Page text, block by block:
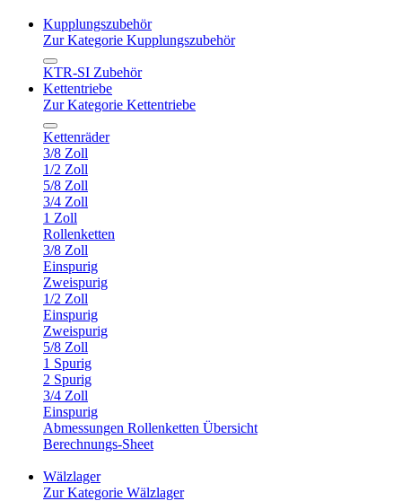
Kupplungszubehör
Zur Kategorie Kupplungszubehör
KTR-SI Zubehör
Kettentriebe
Zur Kategorie Kettentriebe
Kettenräder
3/8 Zoll
1/2 Zoll
5/8 Zoll
3/4 Zoll
1 Zoll
Rollenketten
3/8 Zoll
Einspurig
Zweispurig
1/2 Zoll
Einspurig
Zweispurig
5/8 Zoll
1 Spurig
2 Spurig
3/4 Zoll
Einspurig
Abmessungen Rollenketten Übersicht
Berechnungs-Sheet
Wälzlager
Zur Kategorie Wälzlager